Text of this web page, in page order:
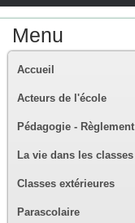
Menu
Accueil
Acteurs de l'école
Pédagogie - Règlement
La vie dans les classes
Classes extérieures
Parascolaire